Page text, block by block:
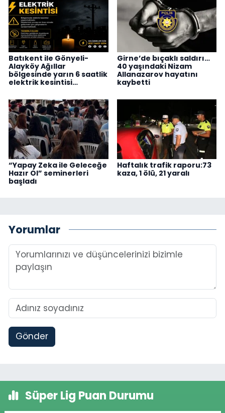
Batıkent ile Gönyeli-
Alayköy Ağıllar
bölgesinde yarın 6 saatlik
elektrik kesintisi…
Girne’de bıçaklı saldırı…
40 yaşındaki Nizam
Allanazarov hayatını
kaybetti
“Yapay Zeka ile Geleceğe
Hazır Ol” seminerleri
başladı
Haftalık trafik raporu:73
kaza, 1 ölü, 21 yaralı
Yorumlar
Gönder
Süper Lig Puan Durumu